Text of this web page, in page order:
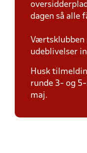
dagen så alle
Værtsklubben
udeblivelser
Husk
runde 3- og
maj.